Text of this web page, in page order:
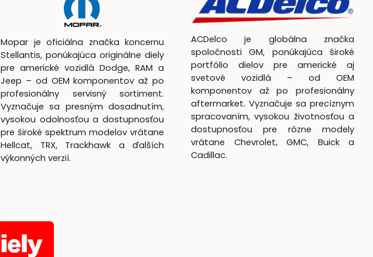
Mopar je oficiálna značka koncernu
Stellantis, ponúkajúca originálne diely
pre americké vozidlá Dodge, RAM a
Jeep – od OEM komponentov až po
profesionálny servisný sortiment.
Vyznačuje sa presným dosadnutím,
vysokou odolnosťou a dostupnosťou
pre široké spektrum modelov vrátane
Hellcat, TRX, Trackhawk a ďalších
výkonných verzií.
ACDelco je globálna značka
spoločnosti GM, ponúkajúca široké
portfólio dielov pre americké aj
svetové vozidlá – od OEM
komponentov až po profesionálny
aftermarket. Vyznačuje sa precíznym
spracovaním, vysokou životnosťou a
dostupnosťou pre rôzne modely
vrátane Chevrolet, GMC, Buick a
Cadillac.